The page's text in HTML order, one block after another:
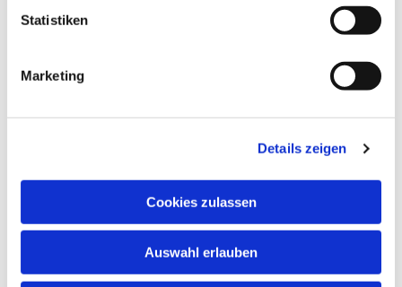
Statistiken
Marketing
Details zeigen
Cookies zulassen
Auswahl erlauben
interessieren